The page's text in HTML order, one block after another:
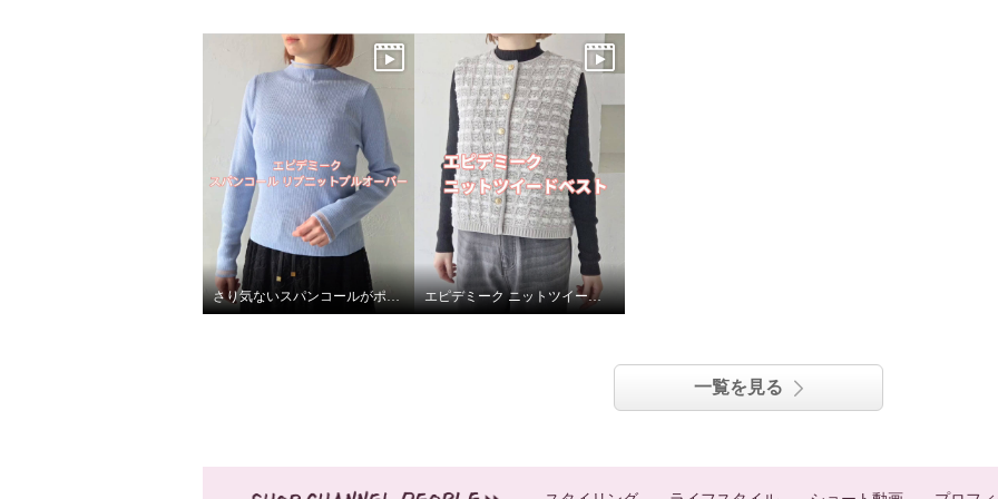
さり気ないスパンコールがポイント✨ エピデミーク ニットツイードベスト
一覧を見る